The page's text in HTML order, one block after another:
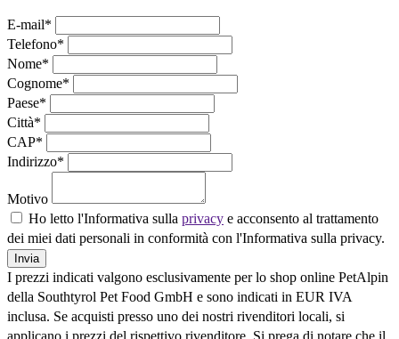
E-mail*
Telefono*
Nome*
Cognome*
Paese*
Città*
CAP*
Indirizzo*
Motivo
Ho letto l'Informativa sulla privacy e acconsento al trattamento
dei miei dati personali in conformità con l'Informativa sulla privacy.
Invia
I prezzi indicati valgono esclusivamente per lo shop online PetAlpin
della Southtyrol Pet Food GmbH e sono indicati in EUR IVA
inclusa. Se acquisti presso uno dei nostri rivenditori locali, si